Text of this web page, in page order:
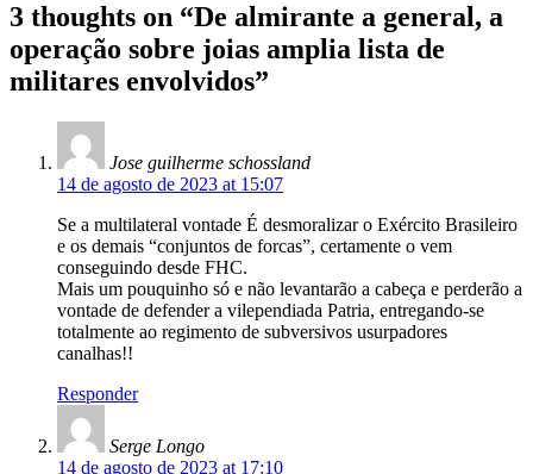
3 thoughts on “De almirante a general, a
operação sobre joias amplia lista de
militares envolvidos”
Jose guilherme schossland
14 de agosto de 2023 at 15:07
Se a multilateral vontade É desmoralizar o Exército Brasileiro
e os demais “conjuntos de forcas”, certamente o vem
conseguindo desde FHC.
Mais um pouquinho só e não levantarão a cabeça e perderão a
vontade de defender a vilependiada Patria, entregando-se
totalmente ao regimento de subversivos usurpadores
canalhas!!
Responder
Serge Longo
14 de agosto de 2023 at 17:10